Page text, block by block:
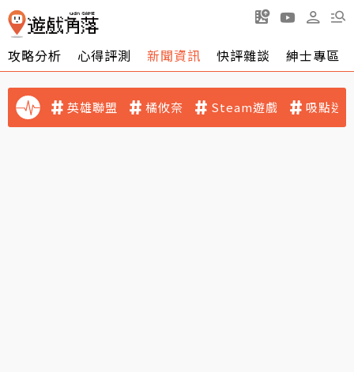
攻略分析 心得評測 新聞資訊 快評雜談 紳士專區
英雄聯盟 橘攸奈 Steam遊戲 吸點迷